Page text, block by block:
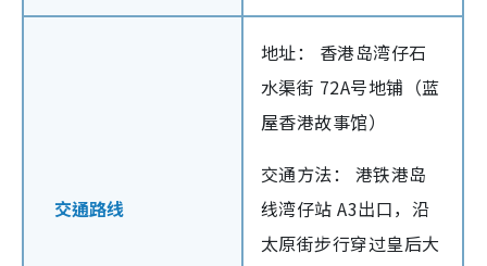
交通路线
地址： 香港岛湾仔石
水渠街 72A号地铺（蓝
屋香港故事馆）
交通方法： 港铁港岛
线湾仔站 A3出口，沿
太原街步行穿过皇后大